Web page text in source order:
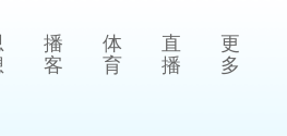
播
客
体
育
直
播
更
多